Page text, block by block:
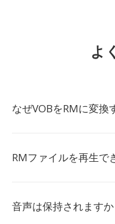
よ
なぜVOBをRMに変換
RMファイルを再生で
音声は保持されますか